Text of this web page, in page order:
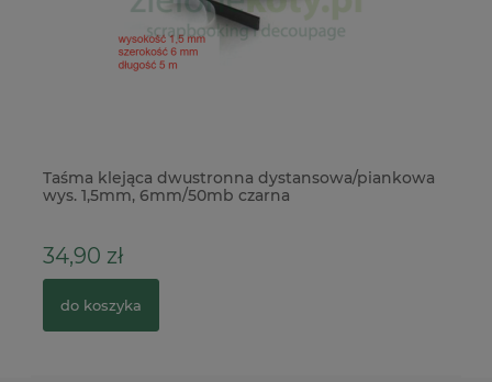
Taśma klejąca dwustronna dystansowa/piankowa
wys. 1,5mm, 6mm/50mb czarna
34,90 zł
do koszyka